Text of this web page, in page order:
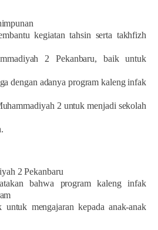
kegiatan tahsin serta takhfizh
2 Pekanbaru, baik untuk
dengan adanya program kaleng infak
2 untuk menjadi sekolah
2 Pekanbaru
bahwa program kaleng infak
mengajaran kepada anak-anak